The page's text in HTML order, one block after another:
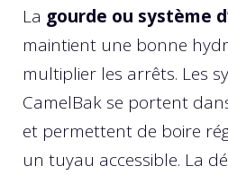
La gourde ou système
maintient une bonne
multiplier les arrêts. Les
CamelBak se portent
et permettent de boire
un tuyau accessible. La